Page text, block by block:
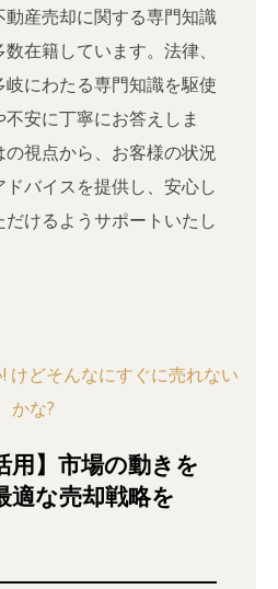
産売却に関する専門知識
在籍しています。法律、
にわたる専門知識を駆使
安に丁寧にお答えしま
視点から、お客様の状況
バイスを提供し、安心し
けるようサポートいたし
用】市場の動きを
適な売却戦略を